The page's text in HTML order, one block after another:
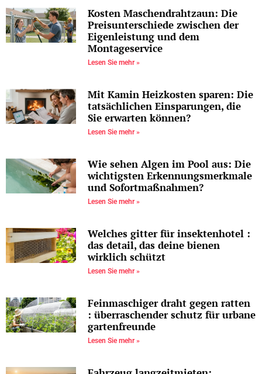
Kosten Maschendrahtzaun: Die
Preisunterschiede zwischen der
Eigenleistung und dem
Montageservice
Lesen Sie mehr »
Mit Kamin Heizkosten sparen: Die
tatsächlichen Einsparungen, die
Sie erwarten können?
Lesen Sie mehr »
Wie sehen Algen im Pool aus: Die
wichtigsten Erkennungsmerkmale
und Sofortmaßnahmen?
Lesen Sie mehr »
Welches gitter für insektenhotel :
das detail, das deine bienen
wirklich schützt
Lesen Sie mehr »
Feinmaschiger draht gegen ratten
: überraschender schutz für urbane
gartenfreunde
Lesen Sie mehr »